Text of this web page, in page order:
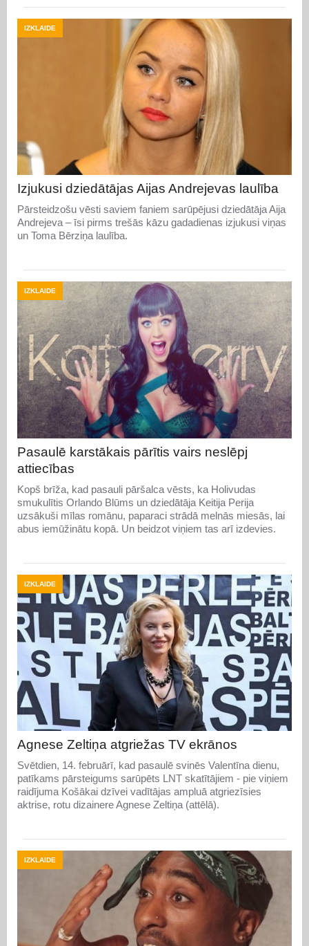
IZKLAIDE
Izjukusi dziedātājas Aijas Andrejevas laulība
Pārsteidzošu vēsti saviem faniem sarūpējusi dziedātāja Aija
Andrejeva – īsi pirms trešās kāzu gadadienas izjukusi viņas
un Toma Bērziņa laulība.
IZKLAIDE
Pasaulē karstākais pārītis vairs neslēpj
attiecības
Kopš brīža, kad pasauli pāršalca vēsts, ka Holivudas
smukulītis Orlando Blūms un dziedātāja Keitija Perija
uzsākuši mīlas romānu, paparaci strādā melnās miesās, lai
abus iemūžinātu kopā. Un beidzot viņiem tas arī izdevies.
IZKLAIDE
Agnese Zeltiņa atgriežas TV ekrānos
Svētdien, 14. februārī, kad pasaulē svinēs Valentīna dienu,
patīkams pārsteigums sarūpēts LNT skatītājiem - pie viņiem
raidījuma Košākai dzīvei vadītājas ampluā atgriezīsies
aktrise, rotu dizainere Agnese Zeltiņa (attēlā).
IZKLAIDE